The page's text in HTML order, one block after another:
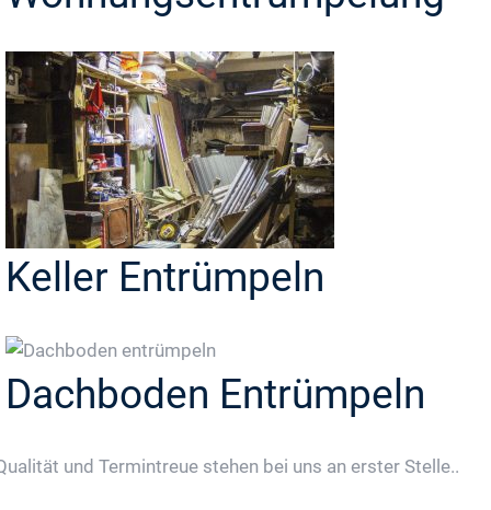
Keller Entrümpeln
Dachboden Entrümpeln
und Termintreue stehen bei uns an erster Stelle..